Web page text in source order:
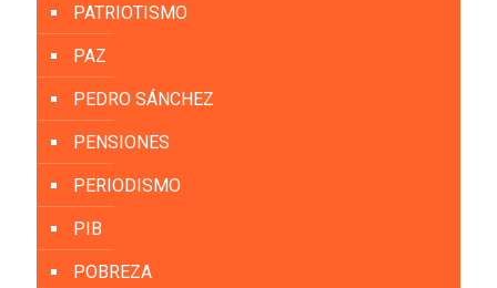
PATRIOTISMO
PAZ
PEDRO SÁNCHEZ
PENSIONES
PERIODISMO
PIB
POBREZA